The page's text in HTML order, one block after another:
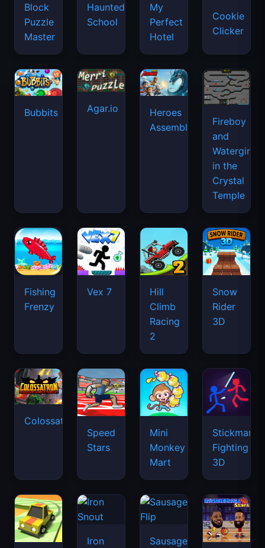
Block
Puzzle
Master
Haunted
School
My
Perfect
Hotel
Cookie
Clicker
Bubbits Agar.io
Heroes
Assemble
Fireboy
and
Watergirl
in the
Crystal
Temple
Fishing
Frenzy
Vex 7
Hill
Climb
Racing
2
Snow
Rider
3D
Colossatron
Speed
Stars
Mini
Monkey
Mart
Stickman
Fighting
3D
Iron
Sausage